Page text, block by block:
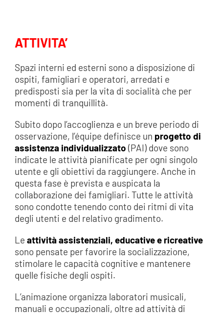
ATTIVITA’
Spazi interni ed esterni sono a disposizione di
ospiti, famigliari e operatori, arredati e
predisposti sia per la vita di socialità che per
momenti di tranquillità.
Subito dopo l’accoglienza e un breve periodo di
osservazione, l’équipe definisce un progetto di
assistenza individualizzato (PAI) dove sono
indicate le attività pianificate per ogni singolo
utente e gli obiettivi da raggiungere. Anche in
questa fase è prevista e auspicata la
collaborazione dei famigliari. Tutte le attività
sono condotte tenendo conto dei ritmi di vita
degli utenti e del relativo gradimento.
Le attività assistenziali, educative e ricreative
sono pensate per favorire la socializzazione,
stimolare le capacità cognitive e mantenere
quelle fisiche degli ospiti.
L’animazione organizza laboratori musicali,
manuali e occupazionali, oltre ad attività di